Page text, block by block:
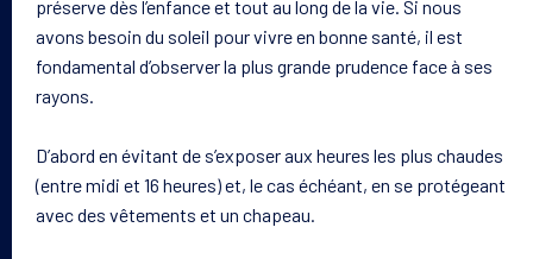
Votre peau
préserve dès l’enfance et tout au long de la vie. Si nous
avons besoin du soleil pour vivre en bonne santé, il est
fondamental d’observer la plus grande prudence face à ses
rayons.
D’abord en évitant de s’exposer aux heures les plus chaudes
(entre midi et 16 heures) et, le cas échéant, en se protégeant
avec des vêtements et un chapeau.